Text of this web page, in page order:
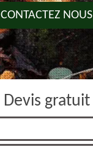
CONTACTEZ NOUS
Devis gratuit